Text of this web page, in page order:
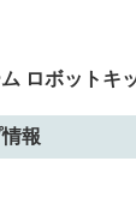
ロボットキ
報